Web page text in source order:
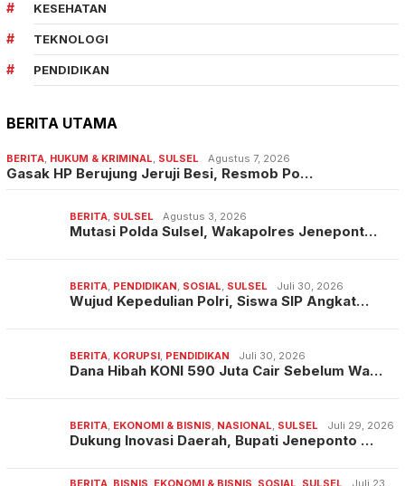
KESEHATAN
TEKNOLOGI
PENDIDIKAN
BERITA UTAMA
BERITA HUKUM & KRIMINAL SULSEL Agustus 7, 2026
Gasak HP Berujung Jeruji Besi, Resmob Po…
BERITA SULSEL Agustus 3, 2026
Mutasi Polda Sulsel, Wakapolres Jenepont…
BERITA PENDIDIKAN SOSIAL SULSEL Juli 30, 2026
Wujud Kepedulian Polri, Siswa SIP Angkat…
BERITA KORUPSI PENDIDIKAN Juli 30, 2026
Dana Hibah KONI 590 Juta Cair Sebelum Wa…
BERITA EKONOMI & BISNIS NASIONAL SULSEL Juli 29, 2026
Dukung Inovasi Daerah, Bupati Jeneponto …
BERITA BISNIS EKONOMI & BISNIS SOSIAL SULSEL Juli 23,